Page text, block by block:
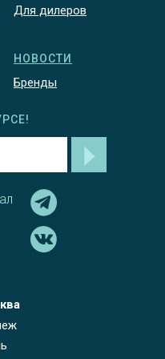
Для дилеров
НОВОСТИ
Бренды